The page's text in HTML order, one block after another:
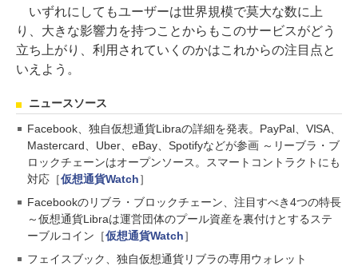
いずれにしてもユーザーは世界規模で莫大な数に上
り、大きな影響力を持つことからもこのサービスがどう
立ち上がり、利用されていくのかはこれからの注目点と
いえよう。
ニュースソース
Facebook、独自仮想通貨Libraの詳細を発表。PayPal、VISA、
Mastercard、Uber、eBay、Spotifyなどが参画 ～リーブラ・ブ
ロックチェーンはオープンソース。スマートコントラクトにも
対応［仮想通貨Watch］
Facebookのリブラ・ブロックチェーン、注目すべき4つの特長
～仮想通貨Libraは運営団体のプール資産を裏付けとするステ
ーブルコイン［仮想通貨Watch］
フェイスブック、独自仮想通貨リブラの専用ウォレット